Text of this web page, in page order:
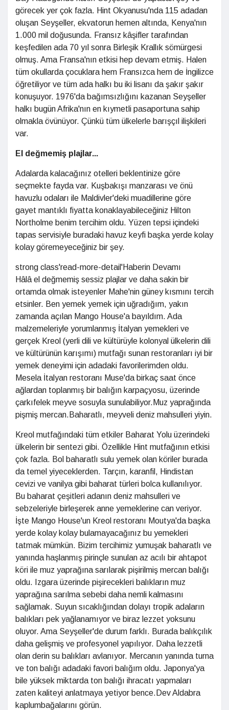
görecek yer çok fazla. Hint Okyanusu'nda 115 adadan
oluşan Seyşeller, ekvatorun hemen altında, Kenya'nın
1.000 mil doğusunda. Fransız kâşifler tarafından
keşfedilen ada 70 yıl sonra Birleşik Krallık sömürgesi
olmuş. Ama Fransa'nın etkisi hep devam etmiş. Halen
tüm okullarda çocuklara hem Fransızca hem de İngilizce
öğretiliyor ve tüm ada halkı bu iki lisanı da şakır şakır
konuşuyor. 1976'da bağımsızlığını kazanan Seyşeller
halkı bugün Afrika'nın en kıymetli pasaportuna sahip
olmakla övünüyor. Çünkü tüm ülkelerle barışçıl ilişkileri
var.
El değmemiş plajlar...
Adalarda kalacağınız otelleri beklentinize göre
seçmekte fayda var. Kuşbakışı manzarası ve önü
havuzlu odaları ile Maldivler'deki muadillerine göre
gayet mantıklı fiyatta konaklayabileceğiniz Hilton
Northolme benim tercihim oldu. Yüzen tepsi içindeki
tapas servisiyle buradaki havuz keyfi başka yerde kolay
kolay göremeyeceğiniz bir şey.
strong class'read-more-detail'Haberin Devamı
Hâlâ el değmemiş sessiz plajlar ve daha sakin bir
ortamda olmak isteyenler Mahe'nin güney kısmını tercih
etsinler. Ben yemek yemek için uğradığım, yakın
zamanda açılan Mango House'a bayıldım. Ada
malzemeleriyle yorumlanmış İtalyan yemekleri ve
gerçek Kreol (yerli dili ve kültürüyle kolonyal ülkelerin dili
ve kültürünün karışımı) mutfağı sunan restoranları iyi bir
yemek deneyimi için adadaki favorilerimden oldu.
Mesela İtalyan restoranı Muse'da birkaç saat önce
ağlardan toplanmış bir balığın karpaçyosu, üzerinde
çarkıfelek meyve sosuyla sunulabiliyor.Muz yaprağında
pişmiş mercan.Baharatlı, meyveli deniz mahsulleri yiyin.
Kreol mutfağındaki tüm etkiler Baharat Yolu üzerindeki
ülkelerin bir sentezi gibi. Özellikle Hint mutfağının etkisi
çok fazla. Bol baharatlı sulu yemek olan köriler burada
da temel yiyeceklerden. Tarçın, karanfil, Hindistan
cevizi ve vanilya gibi baharat türleri bolca kullanılıyor.
Bu baharat çeşitleri adanın deniz mahsulleri ve
sebzeleriyle birleşerek anne yemeklerine can veriyor.
İşte Mango House'un Kreol restoranı Moutya'da başka
yerde kolay kolay bulamayacağınız bu yemekleri
tatmak mümkün. Bizim tercihimiz yumuşak baharatlı ve
yanında haşlanmış pirinçle sunulan az acılı bir ahtapot
köri ile muz yaprağına sarılarak pişirilmiş mercan balığı
oldu. Izgara üzerinde pişirecekleri balıkların muz
yaprağına sarılma sebebi daha nemli kalmasını
sağlamak. Suyun sıcaklığından dolayı tropik adaların
balıkları pek yağlanamıyor ve biraz lezzet yoksunu
oluyor. Ama Seyşeller'de durum farklı. Burada balıkçılık
daha gelişmiş ve profesyonel yapılıyor. Daha lezzetli
olan derin su balıkları avlanıyor. Mercanın yanında turna
ve ton balığı adadaki favori balığım oldu. Japonya'ya
bile yüksek miktarda ton balığı ihracatı yapmaları
zaten kaliteyi anlatmaya yetiyor bence.Dev Aldabra
kaplumbağalarını görün.